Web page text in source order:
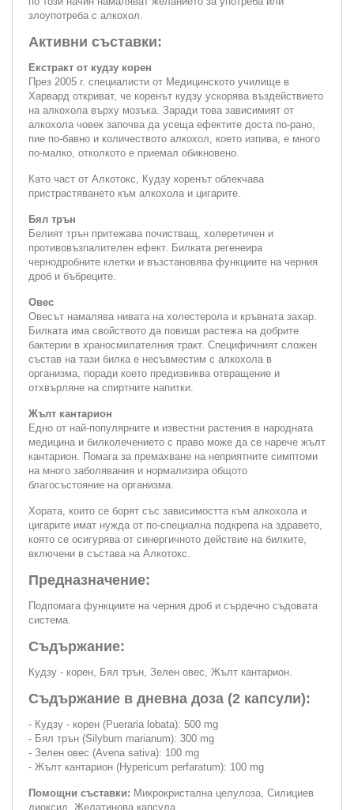
злоупотреба с алкохол.
Активни съставки:
Екстракт от кудзу корен
През 2005 г. специалисти от Медицинското училище в
Харвард откриват, че коренът кудзу ускорява въздействието
на алкохола върху мозъка. Заради това зависимият от
алкохола човек започва да усеща ефектите доста по-рано,
пие по-бавно и количеството алкохол, което изпива, е много
по-малко, отколкото е приемал обикновено.
Като част от Алкотокс, Кудзу коренът облекчава
пристрастяването към алкохола и цигарите.
Бял трън
Белият трън притежава почистващ, холеретичен и
противовъзпалителен ефект. Билката регенеира
чернодробните клетки и възстановява функциите на черния
дроб и бъбреците.
Овес
Овесът намалява нивата на холестерола и кръвната захар.
Билката има свойството да повиши растежа на добрите
бактерии в храносмилателния тракт. Специфичният сложен
състав на тази билка е несъвместим с алкохола в
организма, поради което предизвиква отвращение и
отхвърляне на спиртните напитки.
Жълт кантарион
Едно от най-популярните и известни растения в народната
медицина и билколечението с право може да се нарече жълт
кантарион. Помага за премахване на неприятните симптоми
на много заболявания и нормализира общото
благосъстояние на организма.
Хората, които се борят със зависимостта към алкохола и
цигарите имат нужда от по-специална подкрепа на здравето,
която се осигурява от синергичното действие на билките,
включени в състава на Алкотокс.
Предназначение:
Подпомага функциите на черния дроб и сърдечно съдовата
система.
Съдържание:
Кудзу - корен, Бял трън, Зелен овес, Жълт кантарион.
Съдържание в дневна доза (2 капсули):
- Кудзу - корен (Pueraria lobata): 500 mg
- Бял трън (Silybum marianum): 300 mg
- Зелен овес (Avena sativa): 100 mg
- Жълт кантарион (Hypericum perfaratum): 100 mg
Помощни съставки: Микрокристална целулоза, Силициев
диоксид, Желатинова капсула.